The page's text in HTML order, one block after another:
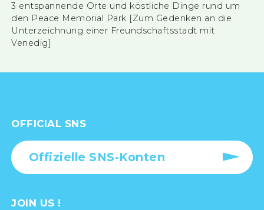
3 entspannende Orte und köstliche Dinge rund um
den Peace Memorial Park [Zum Gedenken an die
Unterzeichnung einer Freundschaftsstadt mit
Venedig]
OFFICIAL SNS
Offizielle SNS-Konten
JOIN US !